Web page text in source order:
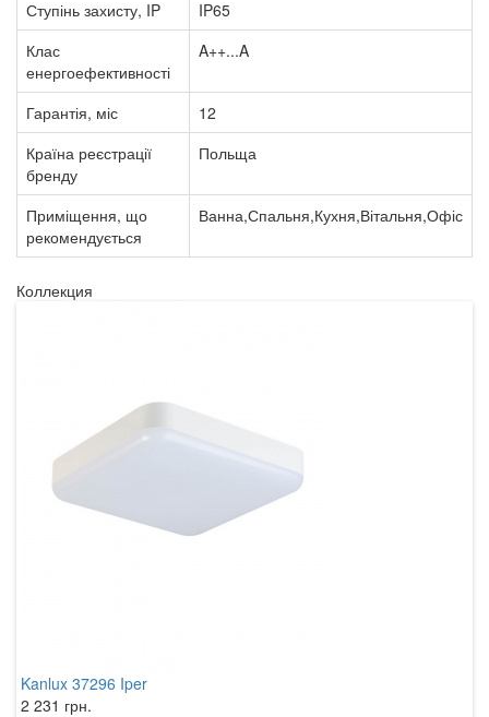
Ступінь захисту, IP
IP65
Клас
енергоефективності
A++...A
Гарантія, міс
12
Країна реєстрації
бренду
Польща
Приміщення, що
рекомендується
Ванна,Спальня,Кухня,Вітальня,Офіс
Коллекция
Kanlux 37296 Iper
2 231 грн.